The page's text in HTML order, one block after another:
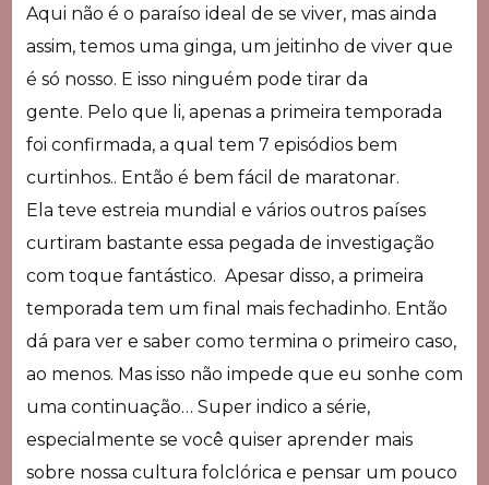
Aqui não é o paraíso ideal de se viver, mas ainda
assim, temos uma ginga, um jeitinho de viver que
é só nosso. E isso ninguém pode tirar da
gente. Pelo que li, apenas a primeira temporada
foi confirmada, a qual tem 7 episódios bem
curtinhos.. Então é bem fácil de maratonar.
Ela teve estreia mundial e vários outros países
curtiram bastante essa pegada de investigação
com toque fantástico. Apesar disso, a primeira
temporada tem um final mais fechadinho. Então
dá para ver e saber como termina o primeiro caso,
ao menos. Mas isso não impede que eu sonhe com
uma continuação… Super indico a série,
especialmente se você quiser aprender mais
sobre nossa cultura folclórica e pensar um pouco